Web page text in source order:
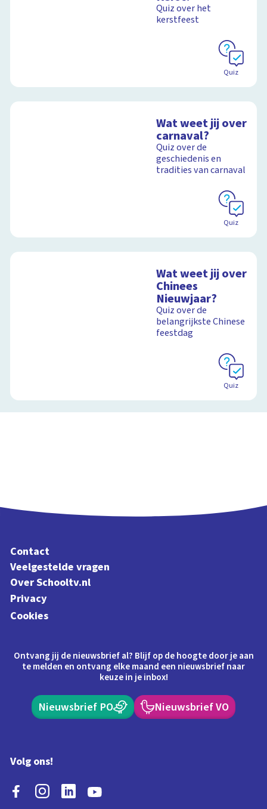
Quiz over het
kerstfeest
Quiz
Wat weet jij over
carnaval?
Quiz over de
geschiedenis en
tradities van carnaval
Quiz
Wat weet jij over
Chinees
Nieuwjaar?
Quiz over de
belangrijkste Chinese
feestdag
Quiz
Contact
Veelgestelde vragen
Over Schooltv.nl
Privacy
Cookies
Ontvang jij de nieuwsbrief al? Blijf op de hoogte door je aan
te melden en ontvang elke maand een nieuwsbrief naar
keuze in je inbox!
Nieuwsbrief PO Nieuwsbrief VO
Volg ons!